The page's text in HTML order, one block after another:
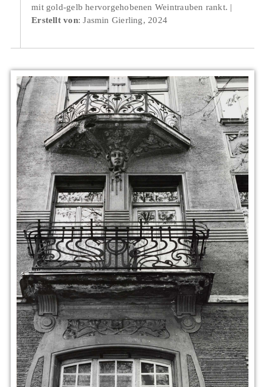
mit gold-gelb hervorgehobenen Weintrauben rankt.
Erstellt von: Jasmin Gierling, 2024